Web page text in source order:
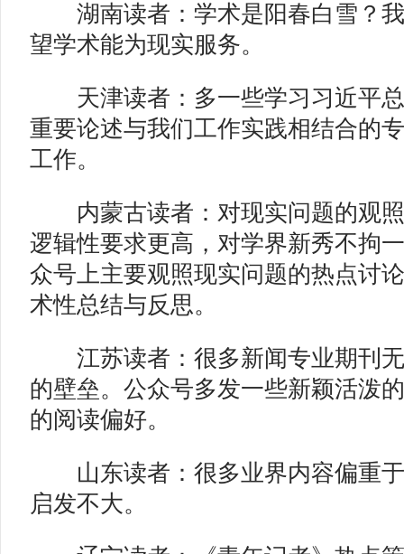
湖南读者：学术是阳春白雪？我
望学术能为现实服务。
天津读者：多一些学习习近平总
重要论述与我们工作实践相结合的
工作。
内蒙古读者：对现实问题的观照
逻辑性要求更高，对学界新秀不拘
众号上主要观照现实问题的热点讨
术性总结与反思。
江苏读者：很多新闻专业期刊无
的壁垒。公众号多发一些新颖活泼
的阅读偏好。
山东读者：很多业界内容偏重于
启发不大。